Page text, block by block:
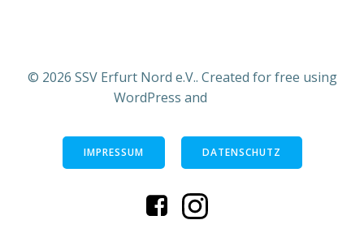
© 2026 SSV Erfurt Nord e.V.. Created for free using
WordPress and
IMPRESSUM DATENSCHUTZ